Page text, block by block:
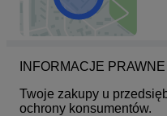
INFORMACJE PRAWNE
Twoje zakupy u
ochrony konsumentów.